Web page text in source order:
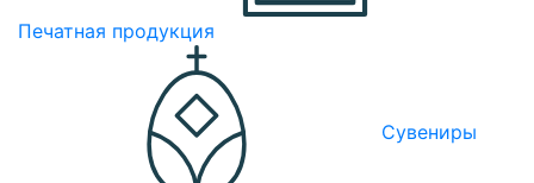
Печатная продукция
Сувениры